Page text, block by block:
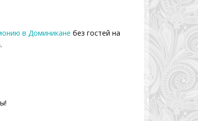
в Доминикане без гостей на